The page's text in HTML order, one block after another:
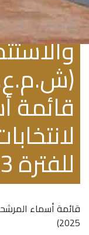
شركة
قائمة
للفترة 2023-2025
2025)